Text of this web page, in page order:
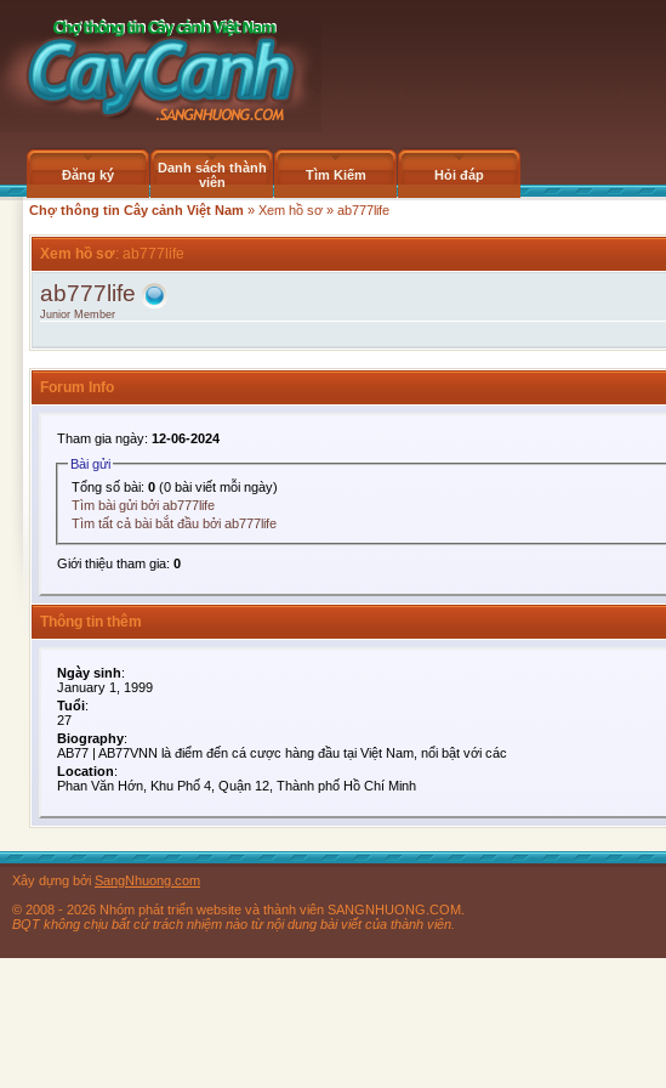
Đăng ký
Danh sách thành
viên
Tìm Kiếm Hỏi đáp
Chợ thông tin Cây cảnh Việt Nam » Xem hồ sơ » ab777life
Xem hồ sơ: ab777life
ab777life
Junior Member
Forum Info
Tham gia ngày: 12-06-2024
Bài gửi
Tổng số bài:0 (0 bài viết mỗi ngày)
Tìm bài gửi bởi ab777life
Tìm tất cả bài bắt đầu bởi ab777life
Giới thiệu tham gia: 0
Thông tin thêm
Ngày sinh:
January 1, 1999
Tuổi:
27
Biography:
AB77 | AB77VNN là điểm đến cá cược hàng đầu tại Việt Nam, nổi bật với các
Location:
Phan Văn Hớn, Khu Phố 4, Quận 12, Thành phố Hồ Chí Minh
Xây dựng bởi SangNhuong.com
© 2008 - 2026 Nhóm phát triển website và thành viên SANGNHUONG.COM.
BQT không chịu bất cứ trách nhiệm nào từ nội dung bài viết của thành viên.